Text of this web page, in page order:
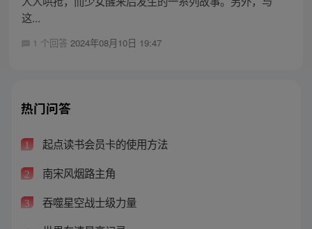
这...
1 个回答 2024年08月10日 19:47
热门问答
1 起点读书会员卡的使用方法
2 南宋风烟路主角
3 吞噬星空战士级力量